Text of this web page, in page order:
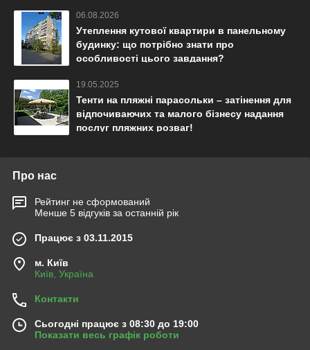
06.08.2026
Утеплення кутової квартири в панельному
будинку: що потрібно знати про
особливості цього завдання?
19.05.2025
Тенти на пляжні парасольки – затінення для
відпочиваючих та малого бізнесу надання
послуг пляжних розваг!
Про нас
Рейтинг не сформований
Менше 5 відгуків за останній рік
Працює з 03.11.2015
м. Київ
Київ, Україна
Контакти
Сьогодні працює з 08:30 до 19:00
Показати весь графік роботи